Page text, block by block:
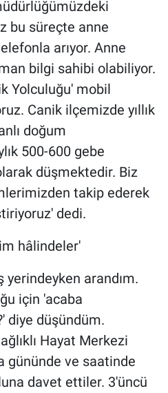
bu süreçte anne
arıyor. Anne
bilgi sahibi olabiliyor.
Yolculuğu' mobil
Canik ilçemizde yıllık
doğum
500-600 gebe
düşmektedir. Biz
takip ederek
dedi.
hâlindeler'
yerindeyken arandım.
için 'acaba
diye düşündüm.
Hayat Merkezi
gününde ve saatinde
davet ettiler. 3'üncü